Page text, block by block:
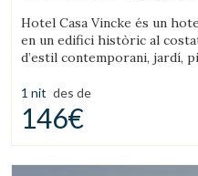
Hotel Casa Vincke és un
en un edifici històric al
d’estil contemporani, jardí,
1 nit des de
146€